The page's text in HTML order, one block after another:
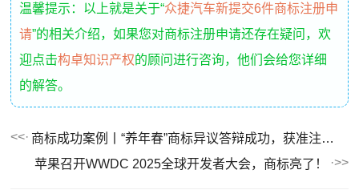
温馨提示：以上就是关于“众捷汽车新提交6件商标注册申
请”的相关介绍，如果您对商标注册申请还存在疑问，欢
迎点击构卓知识产权的顾问进行咨询，他们会给您详细
的解答。
商标成功案例丨“养年春”商标异议答辩成功，获准注册！
苹果召开WWDC 2025全球开发者大会，商标亮了！